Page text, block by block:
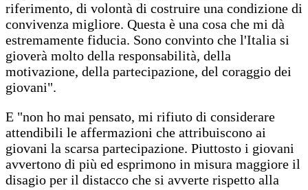
riferimento, di volontà di costruire una condizione di
convivenza migliore. Questa è una cosa che mi dà
estremamente fiducia. Sono convinto che l'Italia si
gioverà molto della responsabilità, della
motivazione, della partecipazione, del coraggio dei
giovani".
E "non ho mai pensato, mi rifiuto di considerare
attendibili le affermazioni che attribuiscono ai
giovani la scarsa partecipazione. Piuttosto i giovani
avvertono di più ed esprimono in misura maggiore il
disagio per il distacco che si avverte rispetto alla